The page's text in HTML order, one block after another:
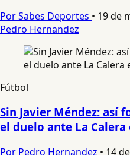
Por Sabes Deportes • 19 de
Pedro Hernandez
Fútbol
Sin Javier Méndez: así
el duelo ante La
Por Pedro Hernandez • 14